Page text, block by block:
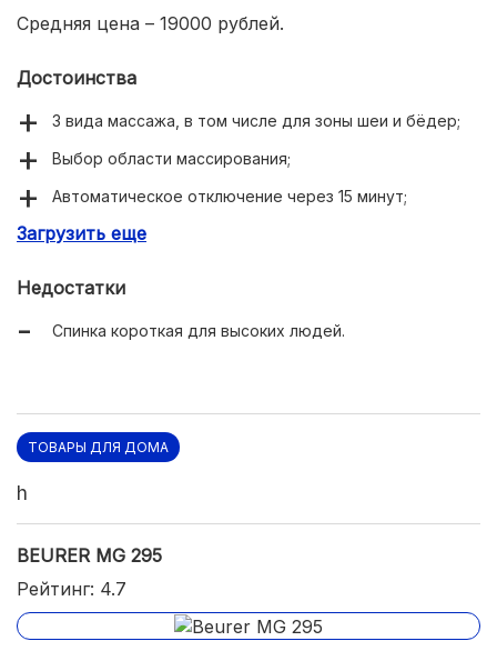
Средняя цена – 19000 рублей.
Достоинства
3 вида массажа, в том числе для зоны шеи и бёдер;
Выбор области массирования;
Автоматическое отключение через 15 минут;
Подходит для автомобиля и дома, офиса (есть
Загрузить еще
Недостатки
Спинка короткая для высоких людей.
ТОВАРЫ ДЛЯ ДОМА
h
BEURER MG 295
Рейтинг: 4.7